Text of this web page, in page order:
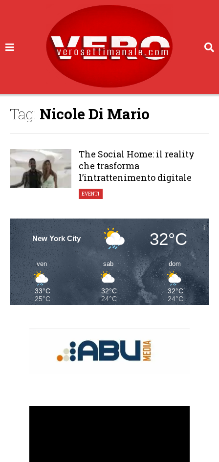
Tag: Nicole Di Mario
The Social Home: il reality
che trasforma
l’intrattenimento digitale
EVENTI
New York City 32°C
ven
33°C
25°C
sab
32°C
24°C
dom
32°C
24°C